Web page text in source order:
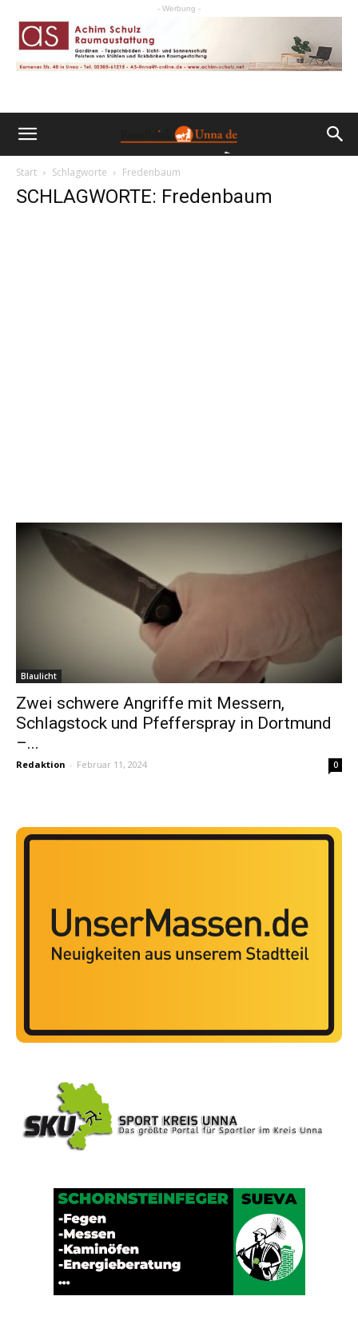
- Werbung -
Start Schlagworte Fredenbaum
SCHLAGWORTE: Fredenbaum
Blaulicht
Zwei schwere Angriffe mit Messern,
Schlagstock und Pfefferspray in Dortmund
–...
Redaktion - Februar 11, 2024 0